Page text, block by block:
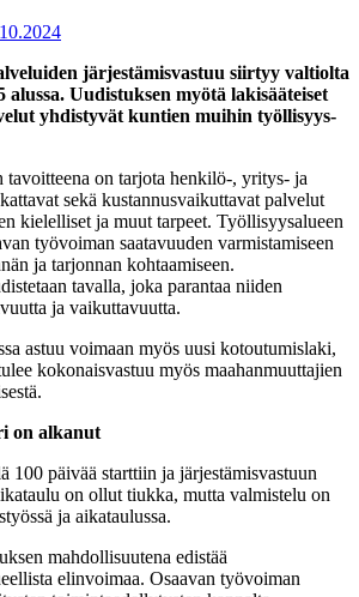
järjestämisvastuu siirtyy valtiolta
alussa. Uudistuksen myötä lakisääteiset
yhdistyvät kuntien muihin työllisyys-
tavoitteena on tarjota henkilö-, yritys- ja
sekä kustannusvaikuttavat palvelut
kielelliset ja muut tarpeet. Työllisyysalueen
työvoiman saatavuuden varmistamiseen
ja tarjonnan kohtaamiseen.
tavalla, joka parantaa niiden
ja vaikuttavuutta.
astuu voimaan myös uusi kotoutumislaki,
kokonaisvastuu myös maahanmuuttajien
on alkanut
100 päivää starttiin ja järjestämisvastuun
on ollut tiukka, mutta valmistelu on
ja aikataulussa.
mahdollisuutena edistää
elinvoimaa. Osaavan työvoiman